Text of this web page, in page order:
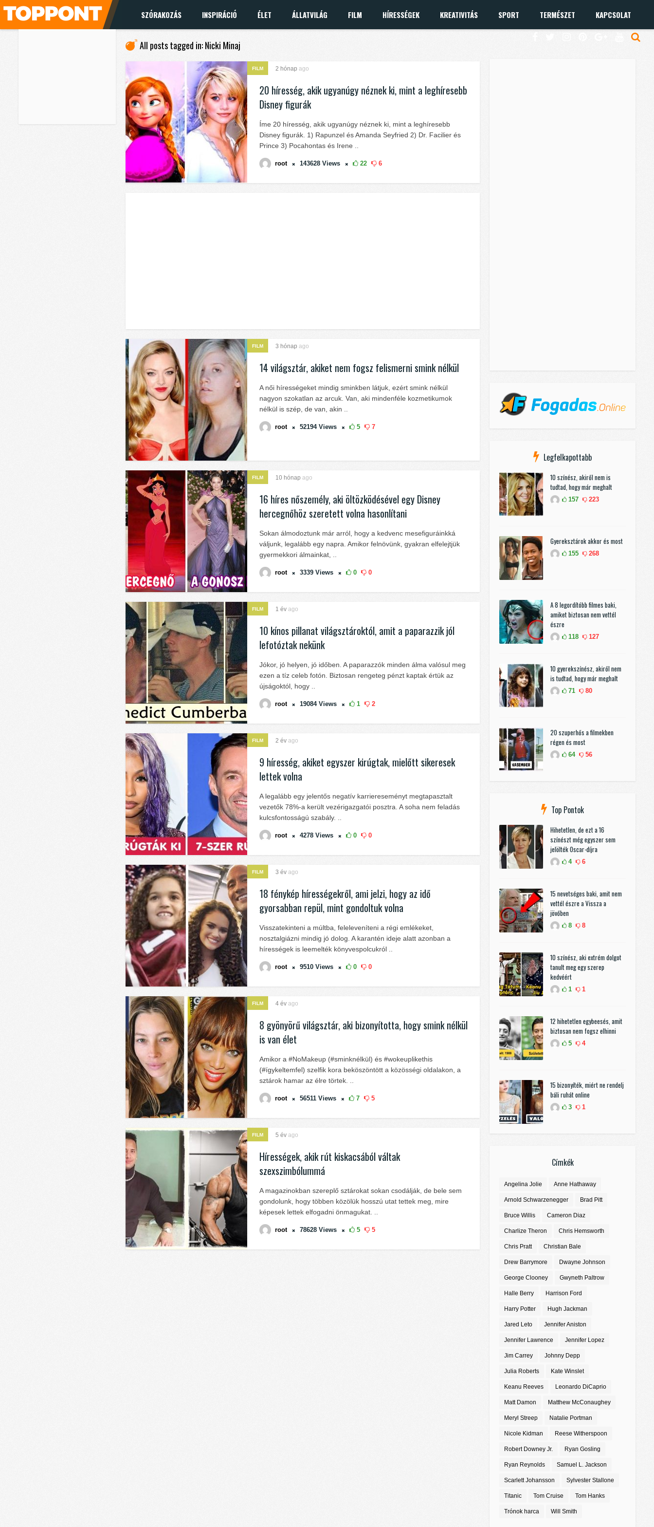
SZÓRAKOZÁS INSPIRÁCIÓ ÉLET ÁLLATVILÁG FILM HÍRESSÉGEK KREATIVITÁS SPORT TERMÉSZET KAPCSOLAT
All posts tagged in: Nicki Minaj
FILM 2 hónap ago
20 híresség, akik ugyanúgy néznek ki, mint a leghíresebb
Disney figurák
Íme 20 híresség, akik ugyanúgy néznek ki, mint a leghíresebb
Disney figurák. 1) Rapunzel és Amanda Seyfried 2) Dr. Facilier és
Prince 3) Pocahontas és Irene ..
root 143628 Views 22 6
FILM 3 hónap ago
14 világsztár, akiket nem fogsz felismerni smink nélkül
A női hírességeket mindig sminkben látjuk, ezért smink nélkül
nagyon szokatlan az arcuk. Van, aki mindenféle kozmetikumok
nélkül is szép, de van, akin ..
root 52194 Views 5 7
FILM 10 hónap ago
16 híres nőszemély, aki öltözködésével egy Disney
hercegnőhöz szeretett volna hasonlítani
Sokan álmodoztunk már arról, hogy a kedvenc mesefiguráinkká
váljunk, legalább egy napra. Amikor felnövünk, gyakran elfelejtjük
gyermekkori álmainkat, ..
root 3339 Views 0 0
FILM 1 év ago
10 kínos pillanat világsztároktól, amit a paparazzik jól
lefotóztak nekünk
Jókor, jó helyen, jó időben. A paparazzók minden álma valósul meg
ezen a tíz celeb fotón. Biztosan rengeteg pénzt kaptak értük az
újságoktól, hogy ..
root 19084 Views 1 2
FILM 2 év ago
9 híresség, akiket egyszer kirúgtak, mielőtt sikeresek
lettek volna
A legalább egy jelentős negatív karriereseményt megtapasztalt
vezetők 78%-a került vezérigazgatói posztra. A soha nem feladás
kulcsfontosságú szabály. ..
root 4278 Views 0 0
FILM 3 év ago
18 fénykép hírességekről, ami jelzi, hogy az idő
gyorsabban repül, mint gondoltuk volna
Visszatekinteni a múltba, feleleveníteni a régi emlékeket,
nosztalgiázni mindig jó dolog. A karantén ideje alatt azonban a
hírességek is leemelték könyvespolcukról ..
root 9510 Views 0 0
FILM 4 év ago
8 gyönyörű világsztár, aki bizonyította, hogy smink nélkül
is van élet
Amikor a #NoMakeup (#sminknélkül) és #wokeuplikethis
(#ígykeltemfel) szelfik kora beköszöntött a közösségi oldalakon, a
sztárok hamar az élre törtek. ..
root 56511 Views 7 5
FILM 5 év ago
Hírességek, akik rút kiskacsából váltak
szexszimbólummá
A magazinokban szereplő sztárokat sokan csodálják, de bele sem
gondolunk, hogy többen közölük hosszú utat tettek meg, mire
képesek lettek elfogadni önmagukat. ..
root 78628 Views 5 5
Legfelkapottabb
10 színész, akiről nem is
tudtad, hogy már meghalt
157 223
Gyereksztárok akkor és most
155 268
A 8 legordítóbb filmes baki,
amiket biztosan nem vettél
észre
118 127
10 gyerekszínész, akiről nem
is tudtad, hogy már meghalt
71 80
20 szuperhős a filmekben
régen és most
64 56
Top Pontok
Hihetetlen, de ezt a 16
színészt még egyszer sem
jelölték Oscar-díjra
4 6
15 nevetséges baki, amit nem
vettél észre a Vissza a
jövőben
8 8
10 színész, aki extrém dolgot
tanult meg egy szerep
kedvéért
1 1
12 hihetetlen egybeesés, amit
biztosan nem fogsz elhinni
5 4
15 bizonyíték, miért ne rendelj
báli ruhát online
3 1
Címkék
Angelina Jolie Anne Hathaway
Arnold Schwarzenegger Brad Pitt
Bruce Willis Cameron Diaz
Charlize Theron Chris Hemsworth
Chris Pratt Christian Bale
Drew Barrymore Dwayne Johnson
George Clooney Gwyneth Paltrow
Halle Berry Harrison Ford
Harry Potter Hugh Jackman
Jared Leto Jennifer Aniston
Jennifer Lawrence Jennifer Lopez
Jim Carrey Johnny Depp
Julia Roberts Kate Winslet
Keanu Reeves Leonardo DiCaprio
Matt Damon Matthew McConaughey
Meryl Streep Natalie Portman
Nicole Kidman Reese Witherspoon
Robert Downey Jr. Ryan Gosling
Ryan Reynolds Samuel L. Jackson
Scarlett Johansson Sylvester Stallone
Titanic Tom Cruise Tom Hanks
Trónok harca Will Smith